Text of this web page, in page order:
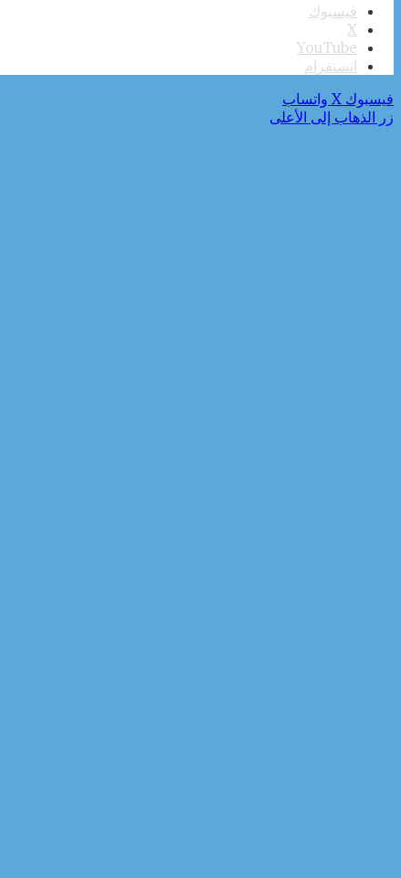
فيسبوك
‫X
‫YouTube
انستقرام
فيسبوك ‫X واتساب
زر الذهاب إلى الأعلى